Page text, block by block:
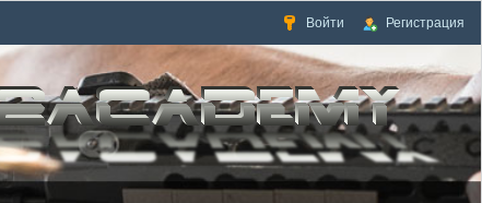
Войти Регистрация